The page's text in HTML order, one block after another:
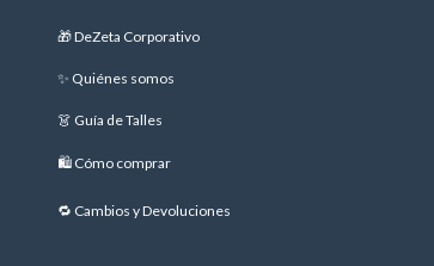
🎁 DeZeta Corporativo
✨ Quiénes somos
👗 Guía de Talles
🛍️ Cómo comprar
🔁 Cambios y Devoluciones